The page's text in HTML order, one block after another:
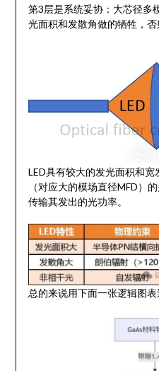
第3层是系统妥协：大芯径多
光面积和发散角做的牺牲，否
LED具有较大的发光面积和
（对应大的模场直径MFD）
传输其发出的光功率。
总的来说用下面一张逻辑图表